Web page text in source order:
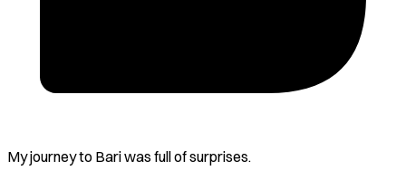
My journey to Bari was full of surprises.